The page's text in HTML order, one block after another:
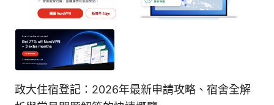
政大住宿登記：2026年最新申請攻略、宿舍全解